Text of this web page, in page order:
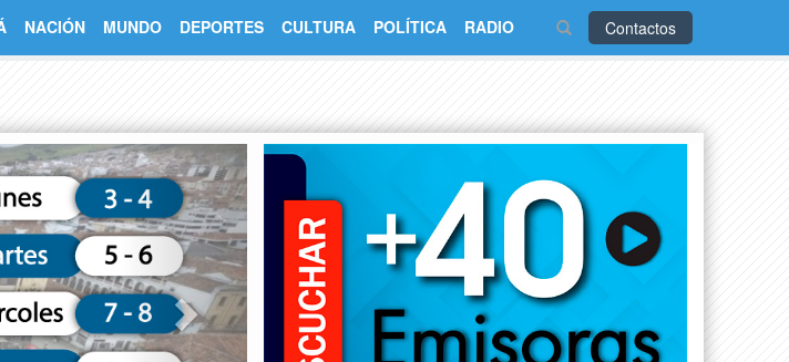
Contactos
NACIÓN MUNDO DEPORTES CULTURA POLÍTICA RADIO
Next